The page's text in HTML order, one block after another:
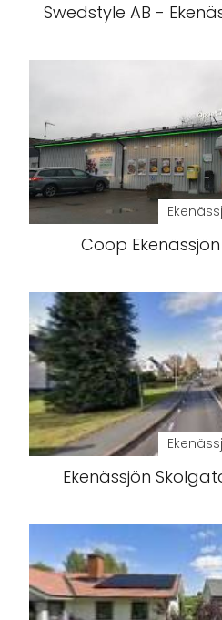
Swedstyle AB -
Coop
Ekenässjön